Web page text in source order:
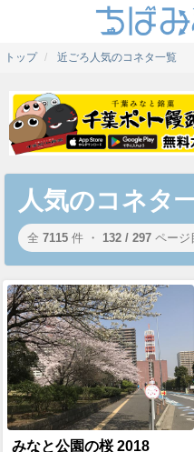
トップ 近ごろ人気のコネタ一覧
人気のコネタ
全 7115 件 ・ 132 / 297 ページ
みなと公園の桜 2018